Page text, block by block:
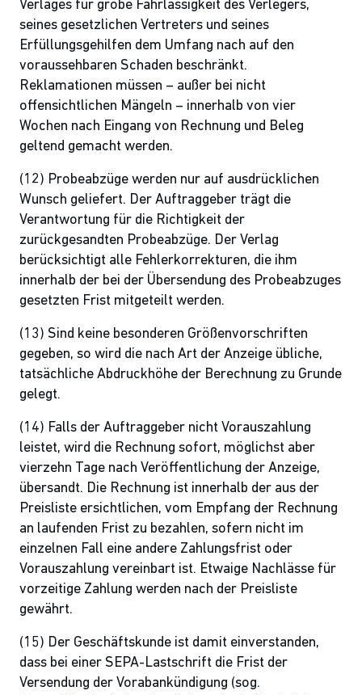
Verlages für grobe Fahrlässigkeit des Verlegers,
seines gesetzlichen Vertreters und seines
Erfüllungsgehilfen dem Umfang nach auf den
voraussehbaren Schaden beschränkt.
Reklamationen müssen – außer bei nicht
offensichtlichen Mängeln – innerhalb von vier
Wochen nach Eingang von Rechnung und Beleg
geltend gemacht werden.
(12) Probeabzüge werden nur auf ausdrücklichen
Wunsch geliefert. Der Auftraggeber trägt die
Verantwortung für die Richtigkeit der
zurückgesandten Probeabzüge. Der Verlag
berücksichtigt alle Fehlerkorrekturen, die ihm
innerhalb der bei der Übersendung des Probeabzuges
gesetzten Frist mitgeteilt werden.
(13) Sind keine besonderen Größenvorschriften
gegeben, so wird die nach Art der Anzeige übliche,
tatsächliche Abdruckhöhe der Berechnung zu Grunde
gelegt.
(14) Falls der Auftraggeber nicht Vorauszahlung
leistet, wird die Rechnung sofort, möglichst aber
vierzehn Tage nach Veröffentlichung der Anzeige,
übersandt. Die Rechnung ist innerhalb der aus der
Preisliste ersichtlichen, vom Empfang der Rechnung
an laufenden Frist zu bezahlen, sofern nicht im
einzelnen Fall eine andere Zahlungsfrist oder
Vorauszahlung vereinbart ist. Etwaige Nachlässe für
vorzeitige Zahlung werden nach der Preisliste
gewährt.
(15) Der Geschäftskunde ist damit einverstanden,
dass bei einer SEPA-Lastschrift die Frist der
Versendung der Vorabankündigung (sog.